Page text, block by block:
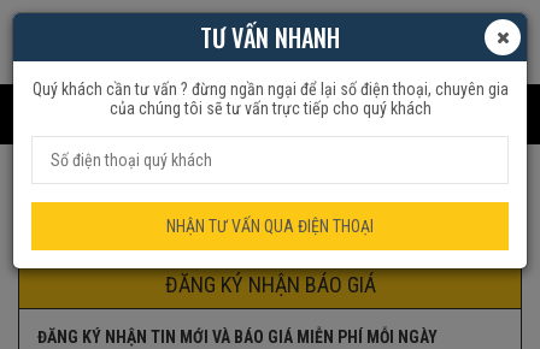
ĐĂNG KÝ NHẬN BÁO GIÁ
ĐĂNG KÝ NHẬN TIN MỚI VÀ BÁO GIÁ MIỄN PHÍ MỖI NGÀY
TƯ VẤN NHANH
Quý khách cần tư vấn ? đừng ngần ngại để lại số điện thoại, chuyên gia
của chúng tôi sẽ tư vấn trực tiếp cho quý khách
NHẬN TƯ VẤN QUA ĐIỆN THOẠI